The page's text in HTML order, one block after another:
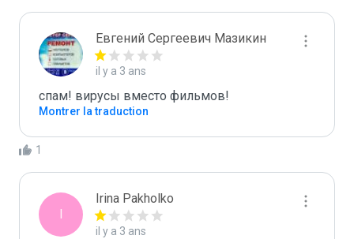
Евгений Сергеевич Мазикин
il y a 3 ans
спам! вирусы вместо фильмов!
Montrer la traduction
1
I
Irina Pakholko
il y a 3 ans